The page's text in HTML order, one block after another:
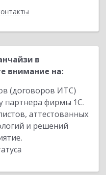
в
внимание на:
(договоров ИТС)
партнера фирмы 1С.
аттестованных
и решений